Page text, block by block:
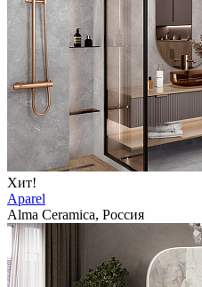
Хит!
Aparel
Alma Ceramica, Россия